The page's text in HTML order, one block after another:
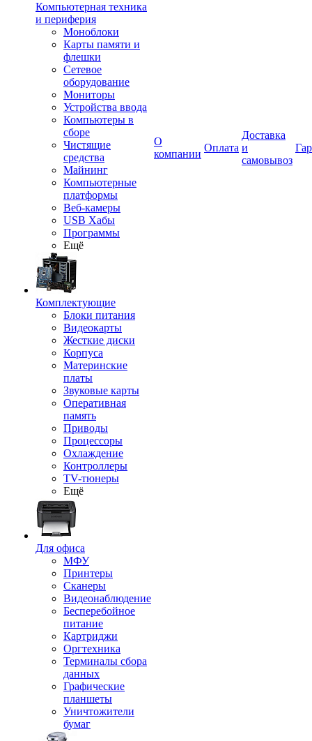
Компьютерная техника
и периферия
Моноблоки
Карты памяти и
флешки
Сетевое
оборудование
Мониторы
Устройства ввода
Компьютеры в
сборе
Чистящие
средства
Майнинг
Компьютерные
платформы
Веб-камеры
USB Хабы
Программы
Ещё
Комплектующие
Блоки питания
Видеокарты
Жесткие диски
Корпуса
Материнские
платы
Звуковые карты
Оперативная
память
Приводы
Процессоры
Охлаждение
Контроллеры
TV-тюнеры
Ещё
Для офиса
МФУ
Принтеры
Сканеры
Видеонаблюдение
Бесперебойное
питание
Картриджи
Оргтехника
Терминалы сбора
данных
Графические
планшеты
Уничтожители
бумаг
О
компании
Оплата
Доставка
и
самовывоз